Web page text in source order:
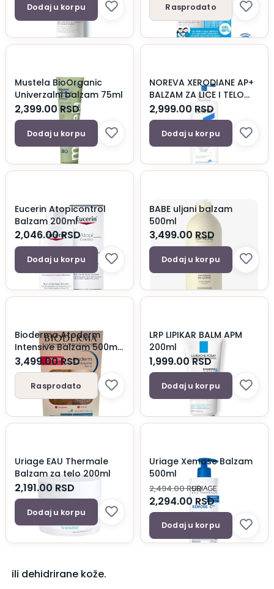
Dodaj u korpu Rasprodato
Mustela BioOrganic
Univerzalni balzam 75ml
2,399.00RSD
Dodaj u korpu
NOREVA XERODIANE AP+
BALZAM ZA LICE I TELO
200ML
2,999.00 RSD
Dodaj u korpu
Eucerin Atopicontrol
Balzam 200ml
2,046.00RSD
Dodaj u korpu
BABE uljani balzam
500ml
3,499.00 RSD
Dodaj u korpu
Bioderma Atoderm
Intensive Balzam 500ml
+ Ulje 100ml gratis
3,499.00RSD
Rasprodato
LRP LIPIKAR BALM APM
200ml
1,999.00RSD
Dodaj u korpu
Uriage EAU Thermale
Balzam za telo 200ml
2,191.00 RSD
Dodaj u korpu
Uriage Xemose Balzam
500ml
2,494.00RSD
2,294.00 RSD
Dodaj u korpu
ili dehidrirane kože.